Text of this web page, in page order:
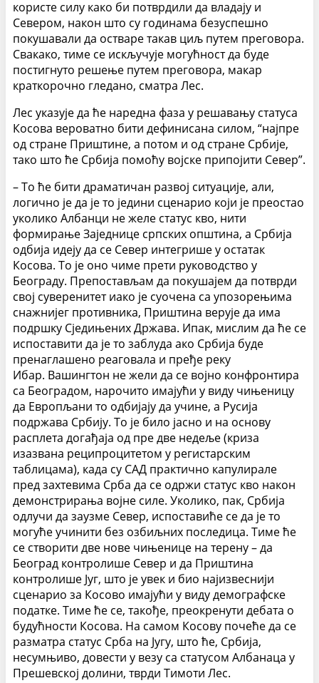
користе силу како би потврдили да владају и
Севером, након што су годинама безуспешно
покушавали да остваре такав циљ путем преговора.
Свакако, тиме се искључује могућност да буде
постигнуто решење путем преговора, макар
краткорочно гледано, сматра Лес.
Лес указује да ће наредна фаза у решавању статуса
Косова вероватно бити дефинисана силом, “најпре
од стране Приштине, а потом и од стране Србије,
тако што ће Србија помоћу војске припојити Север”.
– То ће бити драматичан развој ситуације, али,
логично је да је то једини сценарио који је преостао
уколико Албанци не желе статус кво, нити
формирање Заједнице српских општина, а Србија
одбија идеју да се Север интегрише у остатак
Косова. То је оно чиме прети руководство у
Београду. Препостављам да покушајем да потврди
свој суверенитет иако је суочена са упозорењима
снажнијег противника, Приштина верује да има
подршку Сједињених Држава. Ипак, мислим да ће се
испоставити да је то заблуда ако Србија буде
пренаглашено реаговала и пређе реку
Ибар. Вашингтон не жели да се војно конфронтира
са Београдом, нарочито имајући у виду чињеницу
да Европљани то одбијају да учине, а Русија
подржава Србију. То је било јасно и на основу
расплета догађаја од пре две недеље (криза
изазвана реципроцитетом у регистарским
таблицама), када су САД практично капулирале
пред захтевима Срба да се одржи статус кво након
демонстрирања војне силе. Уколико, пак, Србија
одлучи да заузме Север, испоставиће се да је то
могуће учинити без озбиљних последица. Тиме ће
се створити две нове чињенице на терену – да
Београд контролише Север и да Приштина
контролише Југ, што је увек и био најизвеснији
сценарио за Косово имајући у виду демографске
податке. Тиме ће се, такође, преокренути дебата о
будућности Косова. На самом Косову почеће да се
разматра статус Срба на Југу, што ће, Србија,
несумњиво, довести у везу са статусом Албанаца у
Прешевској долини, тврди Тимоти Лес.